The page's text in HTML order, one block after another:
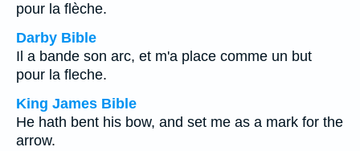
pour la flèche.
Darby Bible
Il a bande son arc, et m'a place comme un but
pour la fleche.
King James Bible
He hath bent his bow, and set me as a mark for the
arrow.